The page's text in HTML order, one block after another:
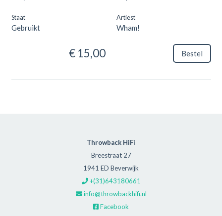
Staat
Gebruikt
Artiest
Wham!
€ 15,00 Bestel
Throwback HiFi
Breestraat 27
1941 ED Beverwijk
+(31)643180661
info@throwbackhifi.nl
Facebook